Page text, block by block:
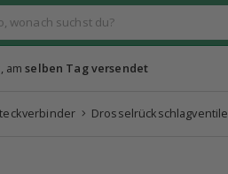
amselben Tag versendet
Drosselrückschlagventile